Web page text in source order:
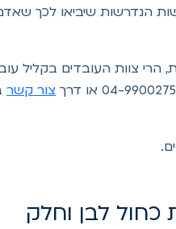
הנגישות הנדרשות שיביאו לכך
הרי צוות העובדים בקליל
צור קשר
לבן וחלק